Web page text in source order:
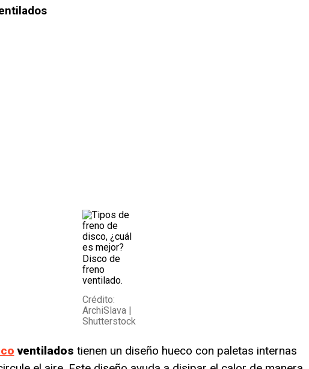
Disco de
freno
ventilado.
Crédito:
ArchiSlava |
Shutterstock
ventilados tienen un diseño hueco con paletas internas